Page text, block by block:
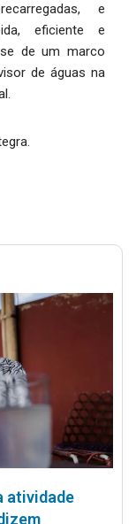
e
eficiente e
de um marco
de águas na
atividade